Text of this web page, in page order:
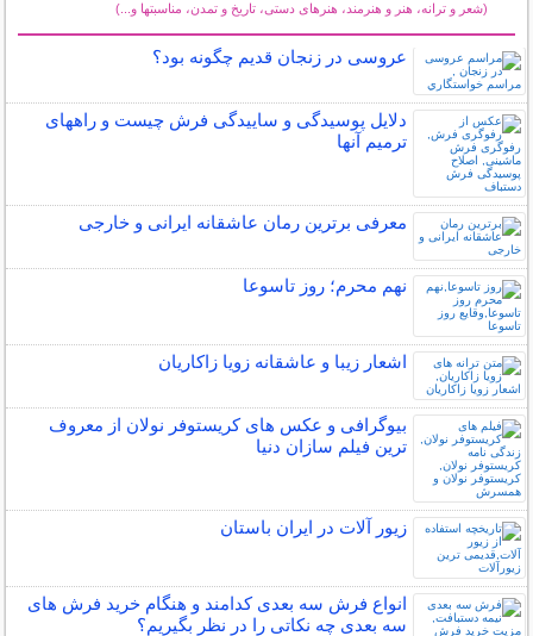
(شعر و ترانه، هنر و هنرمند، هنرهای دستی، تاریخ و تمدن، مناسبتها و...)
عروسی در زنجان قدیم چگونه بود؟
دلایل پوسیدگی و ساییدگی فرش چیست و راههای
ترمیم آنها
معرفی برترین رمان عاشقانه ایرانی و خارجی
نهم محرم؛ روز تاسوعا
اشعار زیبا و عاشقانه زویا زاکاریان
بیوگرافی و عکس های کریستوفر نولان از معروف
ترین فیلم سازان دنیا
زیور آلات در ایران باستان
انواع فرش سه بعدی کدامند و هنگام خرید فرش های
سه بعدی چه نکاتی را در نظر بگیریم؟